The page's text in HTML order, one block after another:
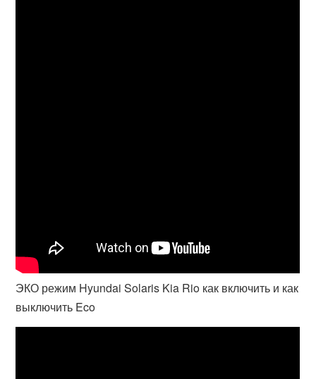
ЭКО режим Hyundai Solaris Kia Rio как включить и как
выключить Eco